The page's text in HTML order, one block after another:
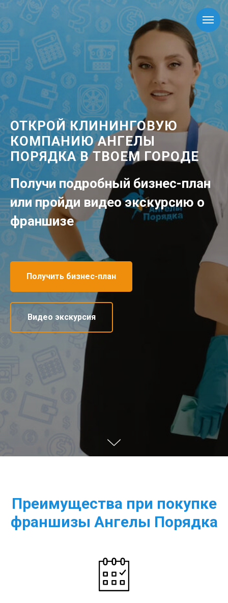
ОТКРОЙ КЛИНИНГОВУЮ
КОМПАНИЮ АНГЕЛЫ
ПОРЯДКА В ТВОЕМ ГОРОДЕ
Получи подробный бизнес-план
или пройди видео экскурсию о
франшизе
Получить бизнес-план
Видео экскурсия
Преимущества при покупке
франшизы Ангелы Порядка